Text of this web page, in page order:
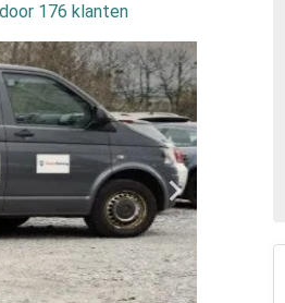
176 klanten